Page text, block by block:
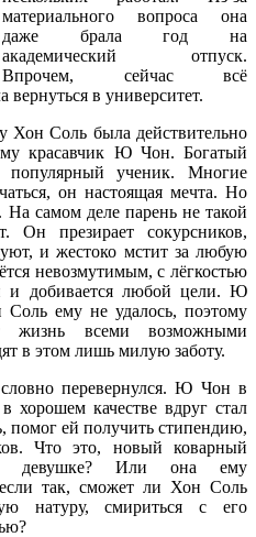
материального вопроса она
даже брала год на
академический отпуск.
Впрочем, сейчас всё
в университет.
Хон Соль была действительно
красавчик Ю Чон. Богатый
ученик. Многие
он настоящая мечта. Но
самом деле парень не такой
Он презирает сокурсников,
и жестоко мстит за любую
невозмутимым, с лёгкостью
и добивается любой цели. Ю
ему не удалось, поэтому
жизнь всеми возможными
в этом лишь милую заботу.
перевернулся. Ю Чон в
качестве вдруг стал
помог ей получить стипендию,
Что это, новый коварный
девушке? Или она ему
так, сможет ли Хон Соль
натуру, смириться с его